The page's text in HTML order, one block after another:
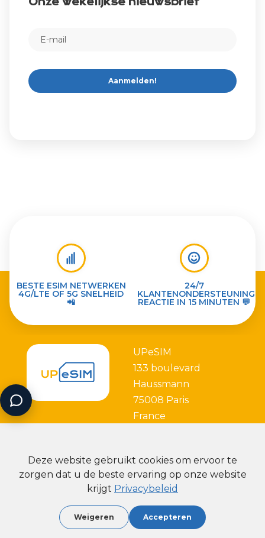
Aanmelden!
Deze website gebruikt cookies om ervoor te
zorgen dat u de beste ervaring op onze website
krijgt Privacybeleid
Weigeren Accepteren
BESTE ESIM NETWERKEN
4G/LTE OF 5G SNELHEID
📲
24/7
KLANTENONDERSTEUNING
REACTIE IN 15 MINUTEN 💬
UPeSIM
133 boulevard
Haussmann
75008 Paris
France
Partner with